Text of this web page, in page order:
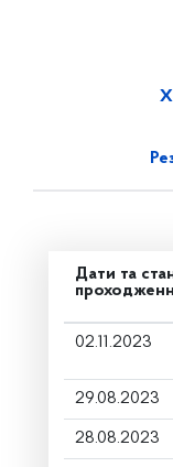
Дати та
02.11.2023
29.08.2023
28.08.2023